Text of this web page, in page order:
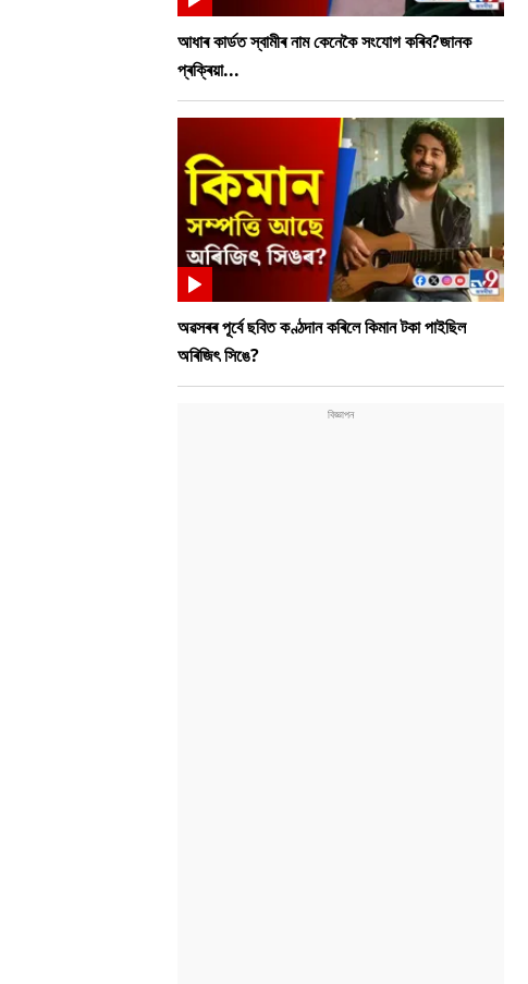
আধাৰ কাৰ্ডত স্বামীৰ নাম কেনেকৈ সংযোগ কৰিব?জানক
প্ৰক্ৰিয়া...
অৱসৰৰ পূৰ্বে ছবিত কণ্ঠদান কৰিলে কিমান টকা পাইছিল
অৰিজিৎ সিঙে?